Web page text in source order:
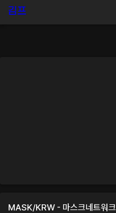
MASK/KRW - 마스크네트워크